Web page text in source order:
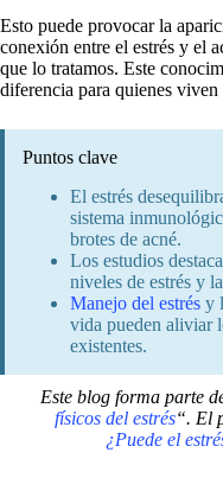
Esto puede provocar la
conexión entre el estrés y el
que lo tratamos. Este
diferencia para quienes viven
Puntos clave
El estrés
sistema
brotes de acné.
Los estudios
niveles de estrés y
Manejo del estrés y
vida pueden aliviar
existentes.
Este blog forma parte
físicos del estrés“. El
¿Puede el